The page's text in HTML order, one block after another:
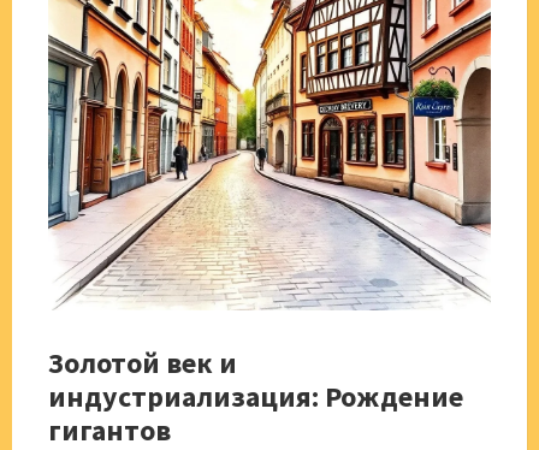
Золотой век и
индустриализация: Рождение
гигантов